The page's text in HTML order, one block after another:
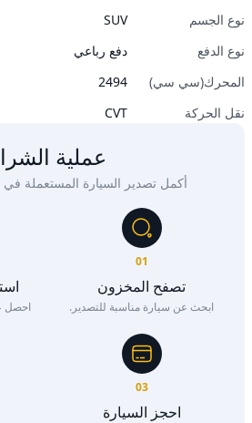
نوع الجسم
SUV
نوع الدفع
دفع رباعي
المحرك(سي سي)
2494
نقل الحركة
CVT
عملية
أكمل تصدير السيارة المستعملة في 4 خطوات بسيطة
01
تصفح المخزون
ابحث عن سيارة مناسبة للتصدير. احصل
03
احجز السيارة